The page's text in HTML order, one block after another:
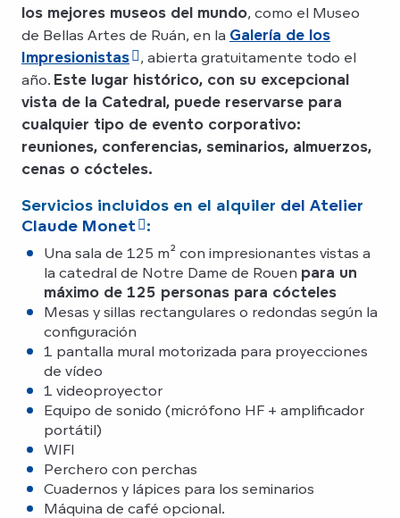
los mejores museos del mundo, como el Museo
de Bellas Artes de Ruán, en la Galería de los
Impresionistas
, abierta gratuitamente todo el
año. Este lugar histórico, con su excepcional
vista de la Catedral, puede reservarse para
cualquier tipo de evento corporativo:
reuniones, conferencias, seminarios, almuerzos,
cenas o cócteles.
Servicios incluidos en el alquiler del Atelier
Claude Monet
:
Una sala de 125 m² con impresionantes vistas a
la catedral de Notre Dame de Rouen para un
máximo de 125 personas para cócteles
Mesas y sillas rectangulares o redondas según la
configuración
1 pantalla mural motorizada para proyecciones
de vídeo
1 videoproyector
Equipo de sonido (micrófono HF + amplificador
portátil)
WIFI
Perchero con perchas
Cuadernos y lápices para los seminarios
Máquina de café opcional.